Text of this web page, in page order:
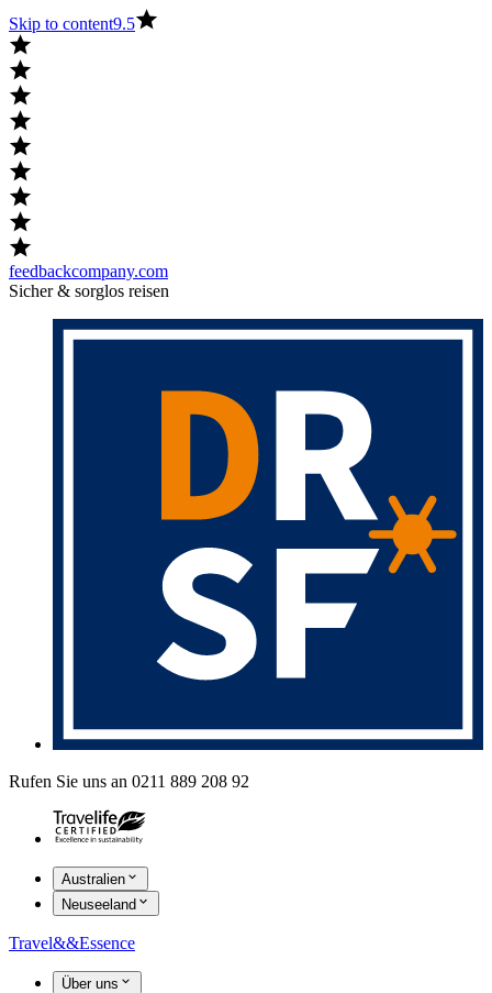
Skip to content9.5
feedbackcompany.com
Sicher & sorglos reisen
Rufen Sie uns an 0211 889 208 92
Australien
Neuseeland
Travel&&Essence
Über uns